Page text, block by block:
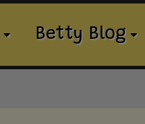
Betty Blog